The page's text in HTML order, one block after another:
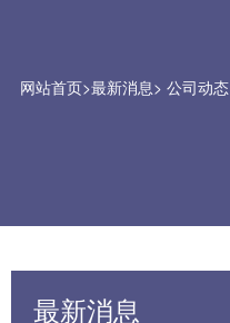
网站首页>最新消息> 公司动态
最新消息